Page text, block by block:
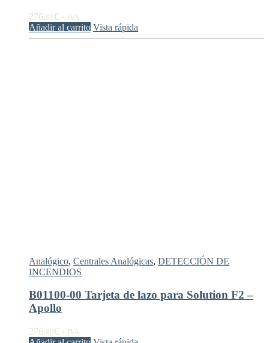
276,98€ + IVA
Añadir al carrito Vista rápida
Analógico, Centrales Analógicas, DETECCIÓN DE
INCENDIOS
B01100-00 Tarjeta de lazo para Solution F2 –
Apollo
276,98€ + IVA